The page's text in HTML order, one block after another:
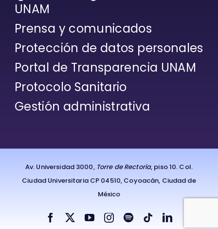
UNAM
Prensa y comunicados
Protección de datos personales
Portal de Transparencia UNAM
Protocolo Sanitario
Gestión administrativa
Av. Universidad 3000, Torre de Rectoría, piso 10. Col.
Ciudad Universitaria CP 04510, Coyoacán, Ciudad de
México